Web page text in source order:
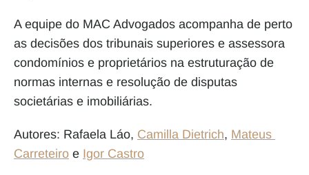
A equipe do MAC Advogados acompanha de perto
as decisões dos tribunais superiores e assessora
condomínios e proprietários na estruturação de
normas internas e resolução de disputas
societárias e imobiliárias.
Autores: Rafaela Láo, Camilla Dietrich, Mateus
Carreteiro e Igor Castro